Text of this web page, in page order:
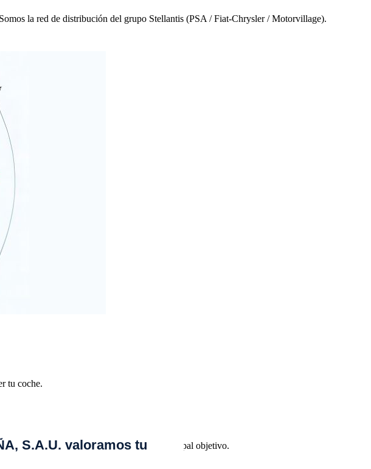
la red de distribución del grupo Stellantis (PSA / Fiat-Chrysler / Motorvillage).
tu coche.
calidad de nuestro servicio son nuestro principal objetivo.
S.A.U. valoramos tu